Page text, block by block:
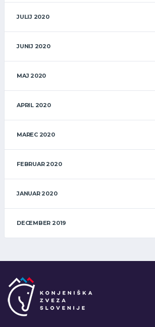
JULIJ 2020
JUNIJ 2020
MAJ 2020
APRIL 2020
MAREC 2020
FEBRUAR 2020
JANUAR 2020
DECEMBER 2019